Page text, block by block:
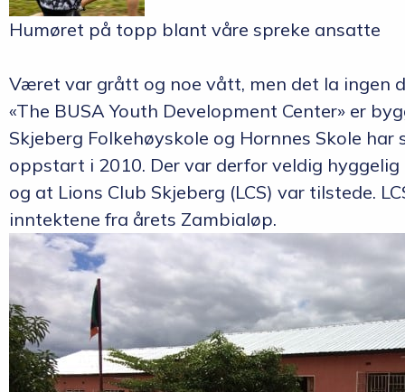
Humøret på topp blant våre spreke ansatte
Været var grått og noe vått, men det la ingen
«The BUSA Youth Development Center» er
Skjeberg Folkehøyskole og Hornnes Skole
oppstart i 2010. Der var derfor veldig
og at Lions Club Skjeberg (LCS) var tilstede.
inntektene fra årets Zambialøp.